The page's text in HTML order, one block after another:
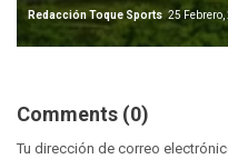
Redacción Toque Sports 25 Febrero,
Comments (0)
Tu dirección de correo